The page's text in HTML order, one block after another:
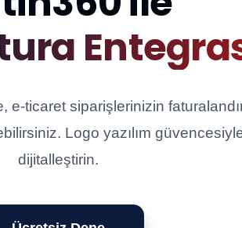
e-ticaret siparişlerinizin
Logo yazılım
dijitalleştirin.